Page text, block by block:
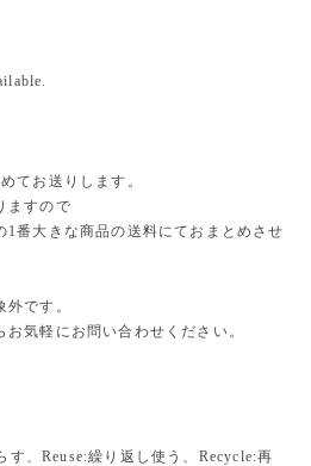
てお送りします。
ますので
1番大きな商品の送料にておまとめさせ
です。
気軽にお問い合わせください。
す、Reuse:繰り返し使う、Recycle:再